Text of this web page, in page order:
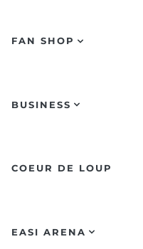
FAN SHOP
BUSINESS
COEUR DE LOUP
EASI ARENA